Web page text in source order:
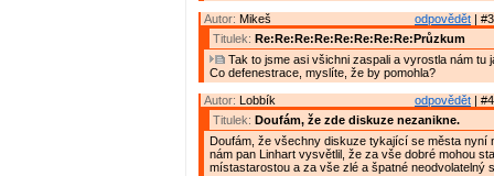
odpovědět |
Autor: Mikeš
Titulek: Re:Re:Re:Re:Re:Re:Re:Re:Průzkum
Tak to jsme asi všichni zaspali a vyrostla nám tu
Co defenestrace, myslíte, že by pomohla?
odpovědět |
Autor: Lobbík
Titulek: Doufám, že zde diskuze nezanikne.
Doufám, že všechny diskuze tykající se města nyní
nám pan Linhart vysvětlil, že za vše dobré mohou
místastarostou a za vše zlé a špatné neodvolatelný